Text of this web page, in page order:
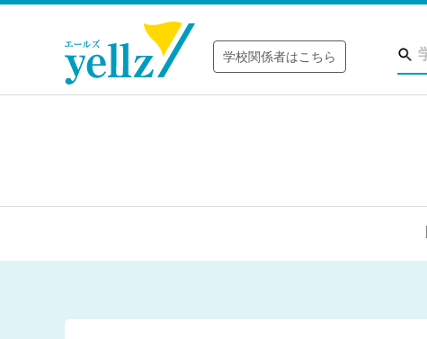
学校関係者はこちら